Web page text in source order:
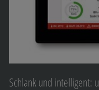
Schlank und intelligent: